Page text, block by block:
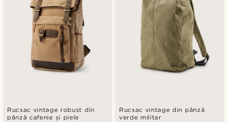
Rucsac vintage robust din
pânză cafenie și piele
Rucsac vintage din pânză
verde militar